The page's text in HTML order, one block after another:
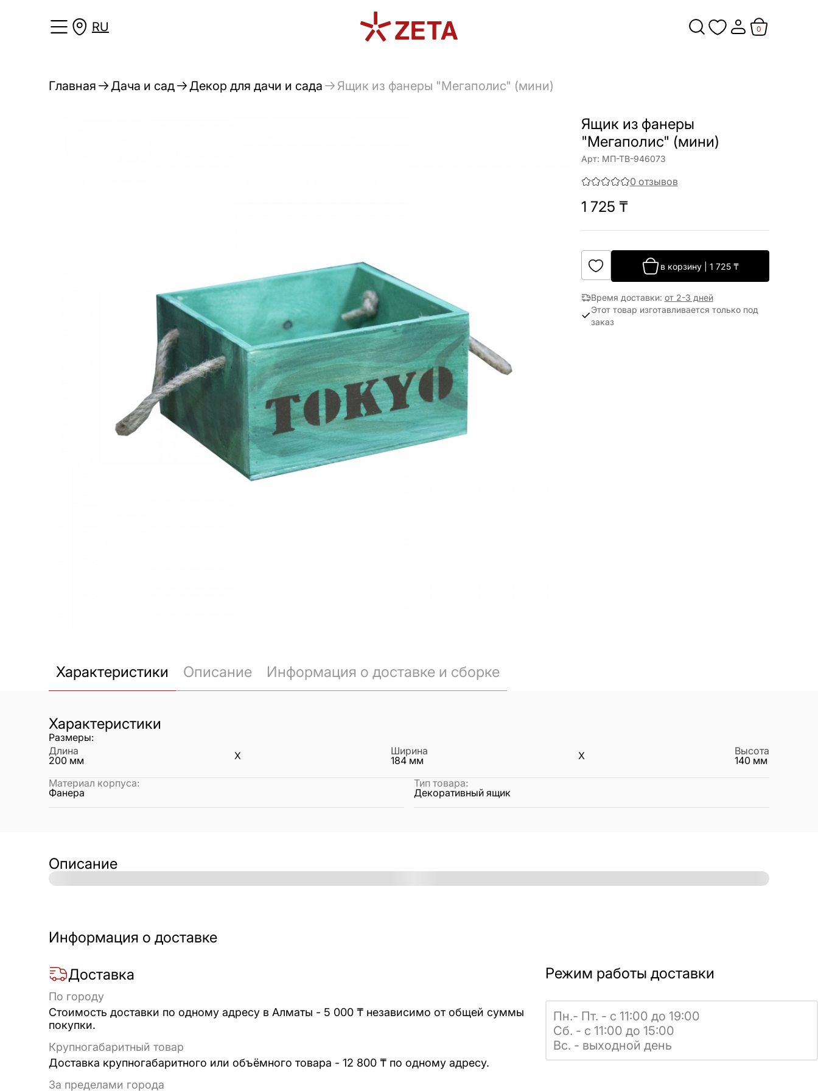
RU 0
Главная Дача и сад Декор для дачи и сада Ящик из фанеры "Мегаполис" (мини)
Ящик из фанеры
"Мегаполис" (мини)
Арт: МП-ТВ-946073
0 отзывов
1 725 ₸
в корзину |1 725 ₸
Время доставки: от 2-3 дней
Этот товар изготавливается только под
заказ
Характеристики Описание Информация о доставке и сборке
Характеристики
Размеры:
Длина
200 мм X
Ширина
184 мм X
Высота
140 мм
Материал корпуса:
Фанера
Тип товара:
Декоративный ящик
Описание
Информация о доставке
Доставка
По городу
Стоимость доставки по одному адресу в Алматы - 5 000 ₸ независимо от общей суммы
покупки.
Крупногабаритный товар
Доставка крупногабаритного или объёмного товара - 12 800 ₸ по одному адресу.
За пределами города
Режим работы доставки
Пн.- Пт. - с 11:00 до 19:00
Сб. - с 11:00 до 15:00
Вс. - выходной день